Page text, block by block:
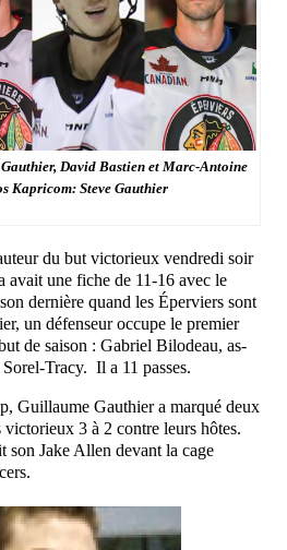
David Bastien et Marc-Antoine
Kapricom: Steve Gauthier
du but victorieux vendredi soir
avait une fiche de 11-16 avec le
dernière quand les Éperviers sont
un défenseur occupe le premier
de saison : Gabriel Bilodeau, as-
Tracy. Il a 11 passes.
Guillaume Gauthier a marqué deux
3 à 2 contre leurs hôtes.
Jake Allen devant la cage